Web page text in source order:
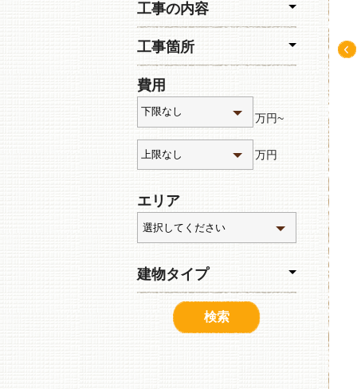
工事の内容
工事箇所
費用
万円~
万円
エリア
建物タイプ